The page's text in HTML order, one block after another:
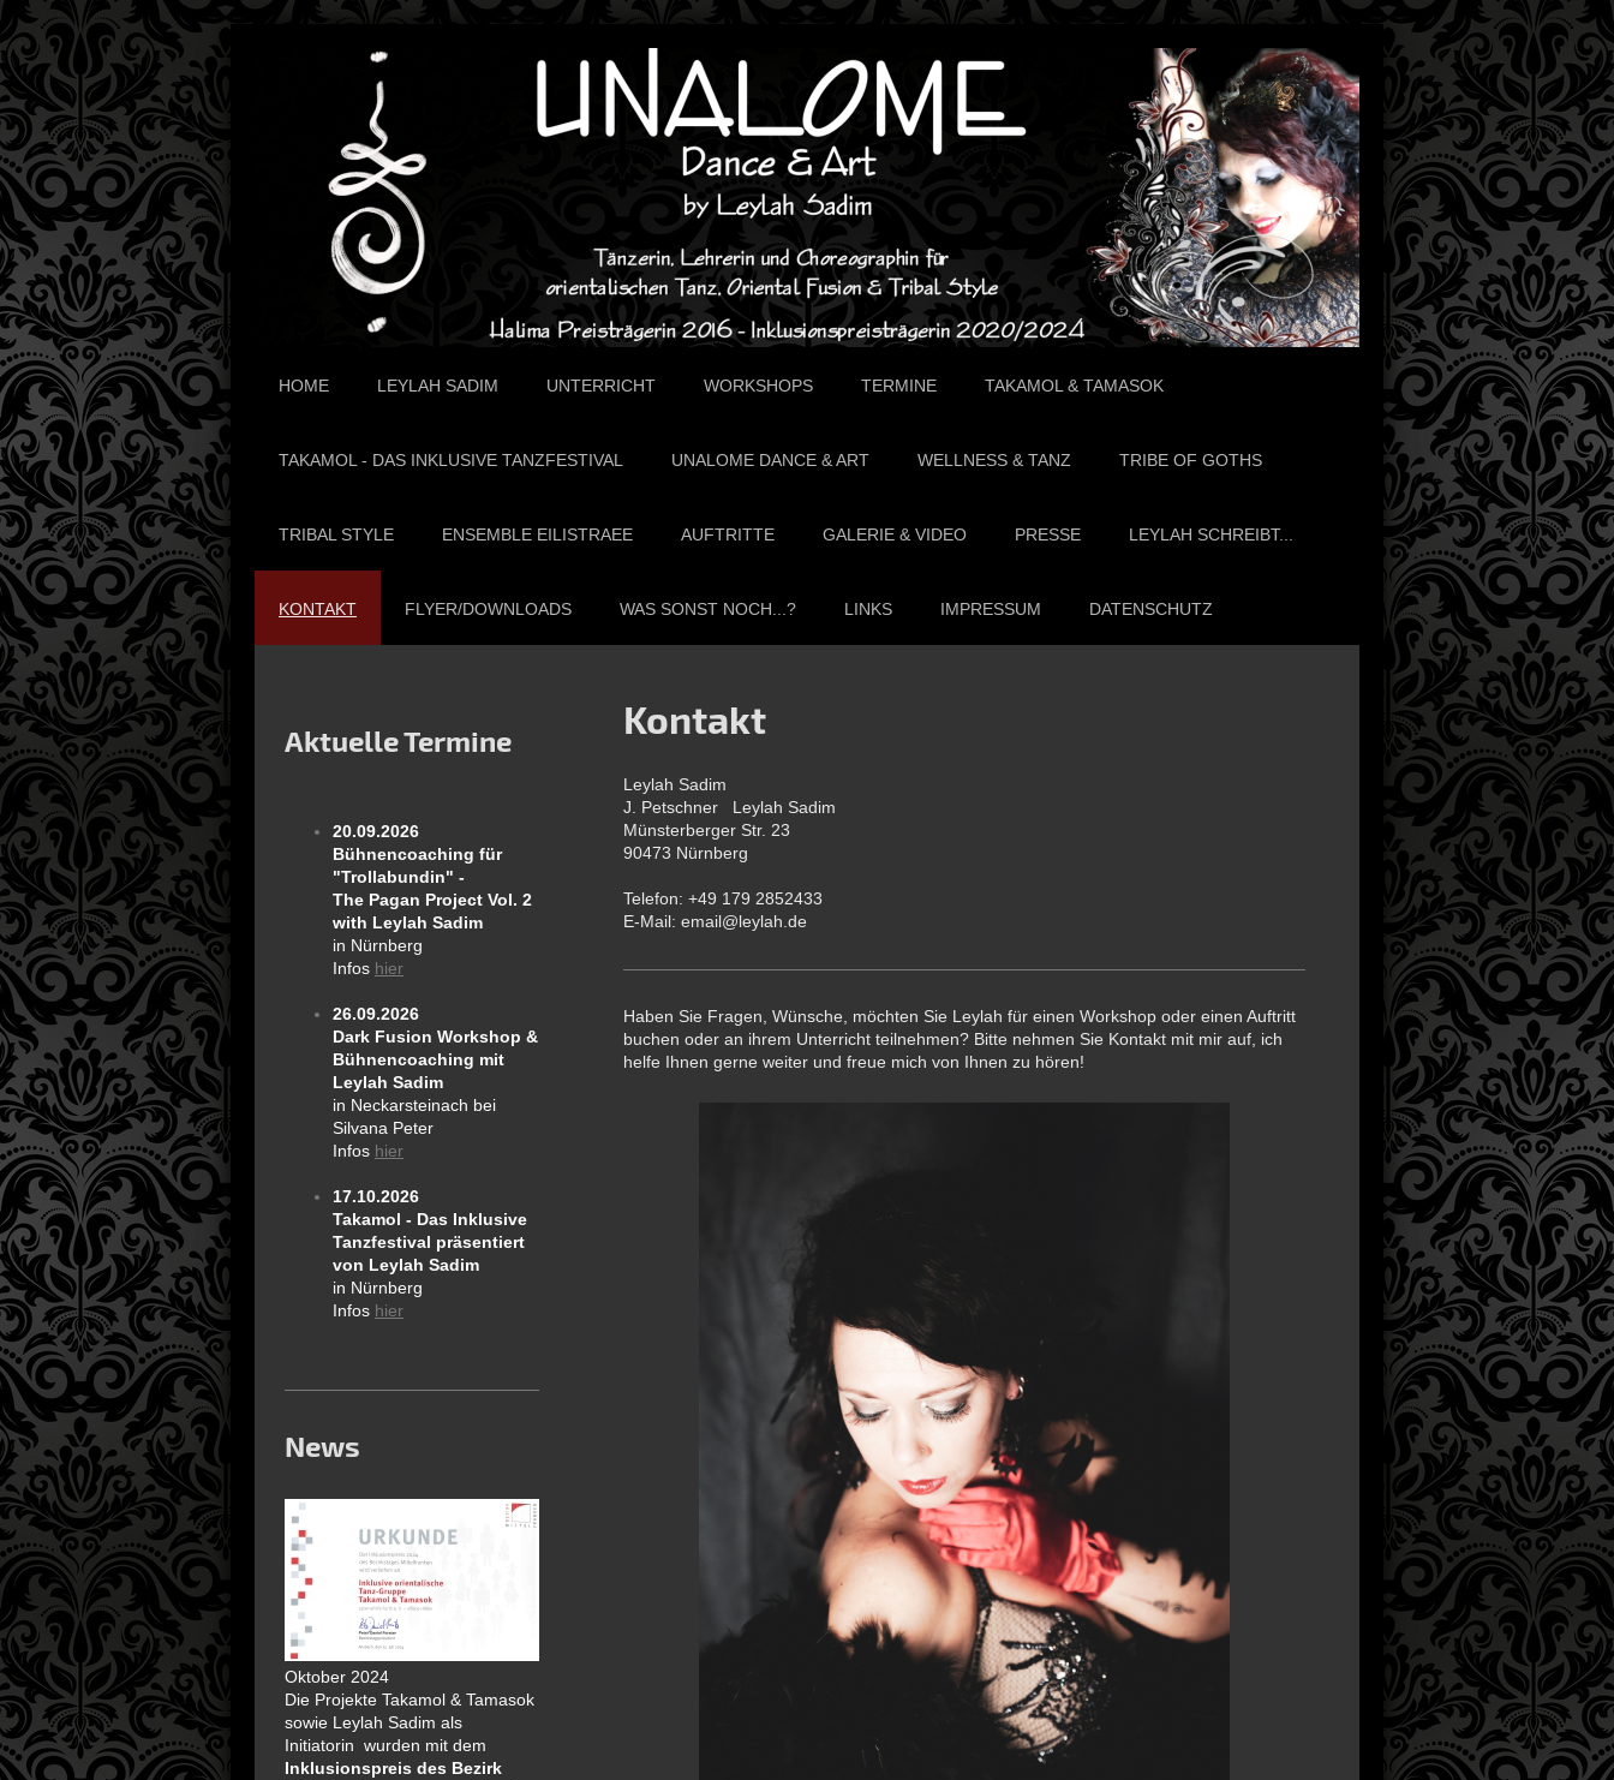
HOME LEYLAH SADIM UNTERRICHT WORKSHOPS TERMINE TAKAMOL & TAMASOK
TAKAMOL - DAS INKLUSIVE TANZFESTIVAL UNALOME DANCE & ART WELLNESS & TANZ TRIBE OF GOTHS
TRIBAL STYLE ENSEMBLE EILISTRAEE AUFTRITTE GALERIE & VIDEO PRESSE LEYLAH SCHREIBT...
KONTAKT FLYER/DOWNLOADS WAS SONST NOCH...? LINKS IMPRESSUM DATENSCHUTZ
Kontakt
Leylah Sadim
J. Petschner Leylah Sadim
Münsterberger Str. 23
90473 Nürnberg
Telefon: +49 179 2852433
E-Mail: email@leylah.de
Haben Sie Fragen, Wünsche, möchten Sie Leylah für einen Workshop oder einen Auftritt
buchen oder an ihrem Unterricht teilnehmen? Bitte nehmen Sie Kontakt mit mir auf, ich
helfe Ihnen gerne weiter und freue mich von Ihnen zu hören!
Aktuelle Termine
20.09.2026
Bühnencoaching für
"Trollabundin" -
The Pagan Project Vol. 2
with Leylah Sadim
in Nürnberg
Infos hier
26.09.2026
Dark Fusion Workshop &
Bühnencoaching mit
Leylah Sadim
in Neckarsteinach bei
Silvana Peter
Infos hier
17.10.2026
Takamol - Das Inklusive
Tanzfestival präsentiert
von Leylah Sadim
in Nürnberg
Infos hier
News
Oktober 2024
Die Projekte Takamol & Tamasok
sowie Leylah Sadim als
Initiatorin wurden mit dem
Inklusionspreis des Bezirk